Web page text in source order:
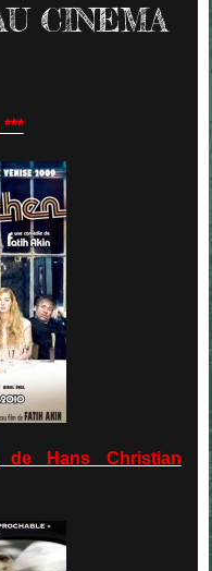
CINEMA
de Hans Christian